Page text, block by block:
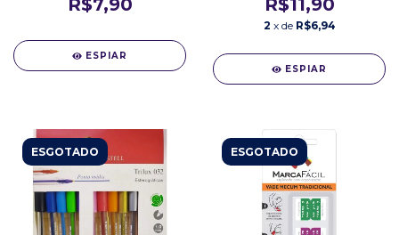
R$7,90
ESPIAR
R$11,90
2 x de R$6,94
ESPIAR
ESGOTADO ESGOTADO